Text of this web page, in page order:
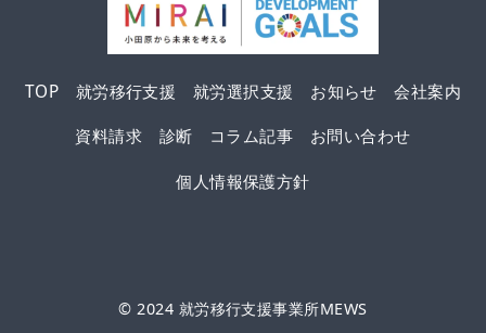
TOP 就労移行支援 就労選択支援 お知らせ
会社案内
資料請求
診断 コラム記事
お問い合わせ
個人情報保護方針
© 2024 就労移行支援事業所MEWS